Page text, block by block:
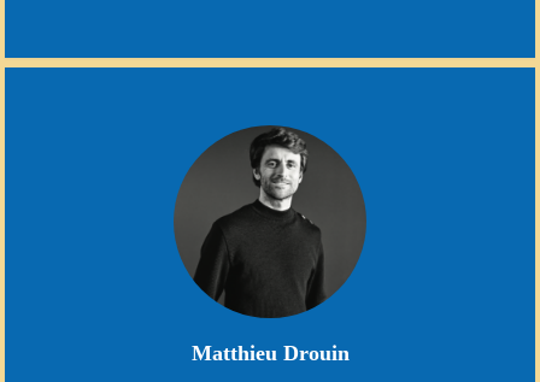
Matthieu Drouin